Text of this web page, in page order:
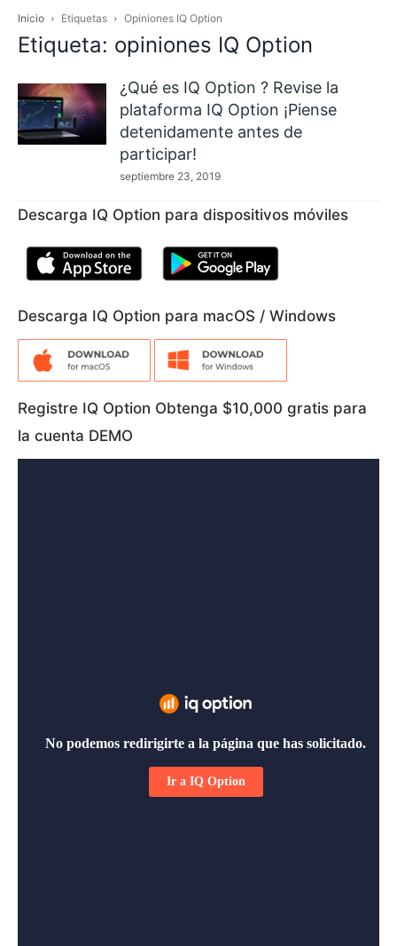
Inicio Etiquetas Opiniones IQ Option
Etiqueta: opiniones IQ Option
¿Qué es IQ Option ? Revise la
plataforma IQ Option ¡Piense
detenidamente antes de
participar!
septiembre 23, 2019
Descarga IQ Option para dispositivos móviles
Descarga IQ Option para macOS / Windows
Registre IQ Option Obtenga $10,000 gratis para
la cuenta DEMO